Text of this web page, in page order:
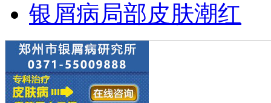
银屑病局部皮肤潮红